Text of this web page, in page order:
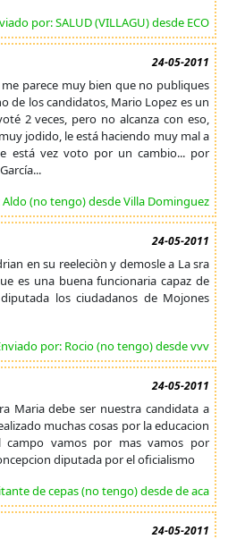
por: SALUD (VILLAGU) desde ECO
24-05-2011
me parece muy bien que no publiques
de los candidatos, Mario Lopez es un
2 veces, pero no alcanza con eso,
jodido, le está haciendo muy mal a
está vez voto por un cambio... por
(no tengo) desde Villa Dominguez
24-05-2011
en su reeleciòn y demosle a La sra
es una buena funcionaria capaz de
los ciudadanos de Mojones
por: Rocio (no tengo) desde vvv
24-05-2011
Maria debe ser nuestra candidata a
muchas cosas por la educacion
vamos por mas vamos por
diputada por el oficialismo
de cepas (no tengo) desde de aca
24-05-2011